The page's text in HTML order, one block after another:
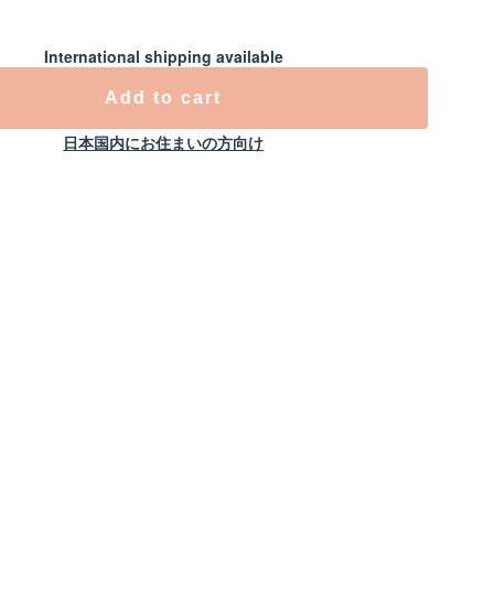
International shipping available
Add to cart
日本国内にお住まいの方向け